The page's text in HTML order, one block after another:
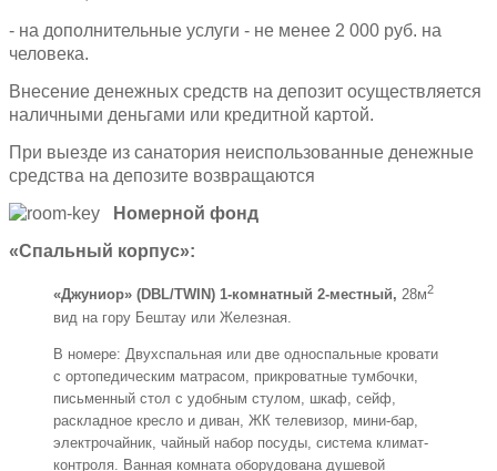
- на дополнительные услуги - не менее 2 000 руб. на
человека.
Внесение денежных средств на депозит осуществляется
наличными деньгами или кредитной картой.
При выезде из санатория неиспользованные денежные
средства на депозите возвращаются
Номерной фонд
«Спальный корпус»:
«Джуниор» (DBL/TWIN) 1-комнатный 2-местный, 28м2
вид на гору Бештау или Железная.
В номере: Двухспальная или две односпальные кровати
с ортопедическим матрасом, прикроватные тумбочки,
письменный стол с удобным стулом, шкаф, сейф,
раскладное кресло и диван, ЖК телевизор, мини-бар,
электрочайник, чайный набор посуды, система климат-
контроля. Ванная комната оборудована душевой